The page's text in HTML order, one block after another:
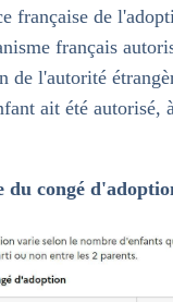
française de
français
de l'autorité
ait été autorisé,
du congé